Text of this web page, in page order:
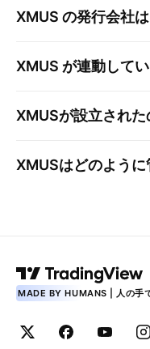
XMUS の発行会社
XMUS が連動して
XMUSが設立された
XMUSはどのように
MADE BY HUMANS | 人の手